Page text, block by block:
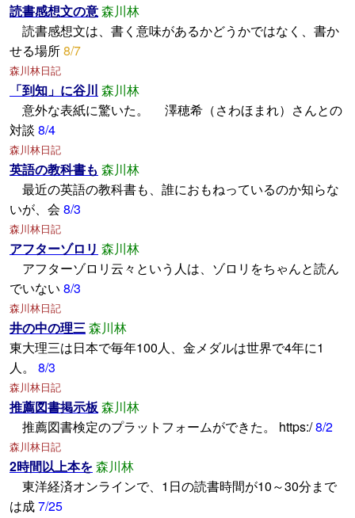
読書感想文の意森川林
読書感想文は、書く意味があるかどうかではなく、書か
せる場所8/7
森川林日記
「到知」に谷川 森川林
意外な表紙に驚いた。 澤穂希（さわほまれ）さんとの
対談 8/4
森川林日記
英語の教科書も 森川林
最近の英語の教科書も、誰におもねっているのか知らな
いが、会 8/3
森川林日記
アフターゾロリ 森川林
アフターゾロリ云々という人は、ゾロリをちゃんと読ん
でいない 8/3
森川林日記
井の中の理三森川林
東大理三は日本で毎年100人、金メダルは世界で4年に1
人。 8/3
森川林日記
推薦図書掲示板森川林
推薦図書検定のプラットフォームができた。 https:/8/2
森川林日記
2時間以上本を森川林
東洋経済オンラインで、1日の読書時間が10～30分まで
は成7/25